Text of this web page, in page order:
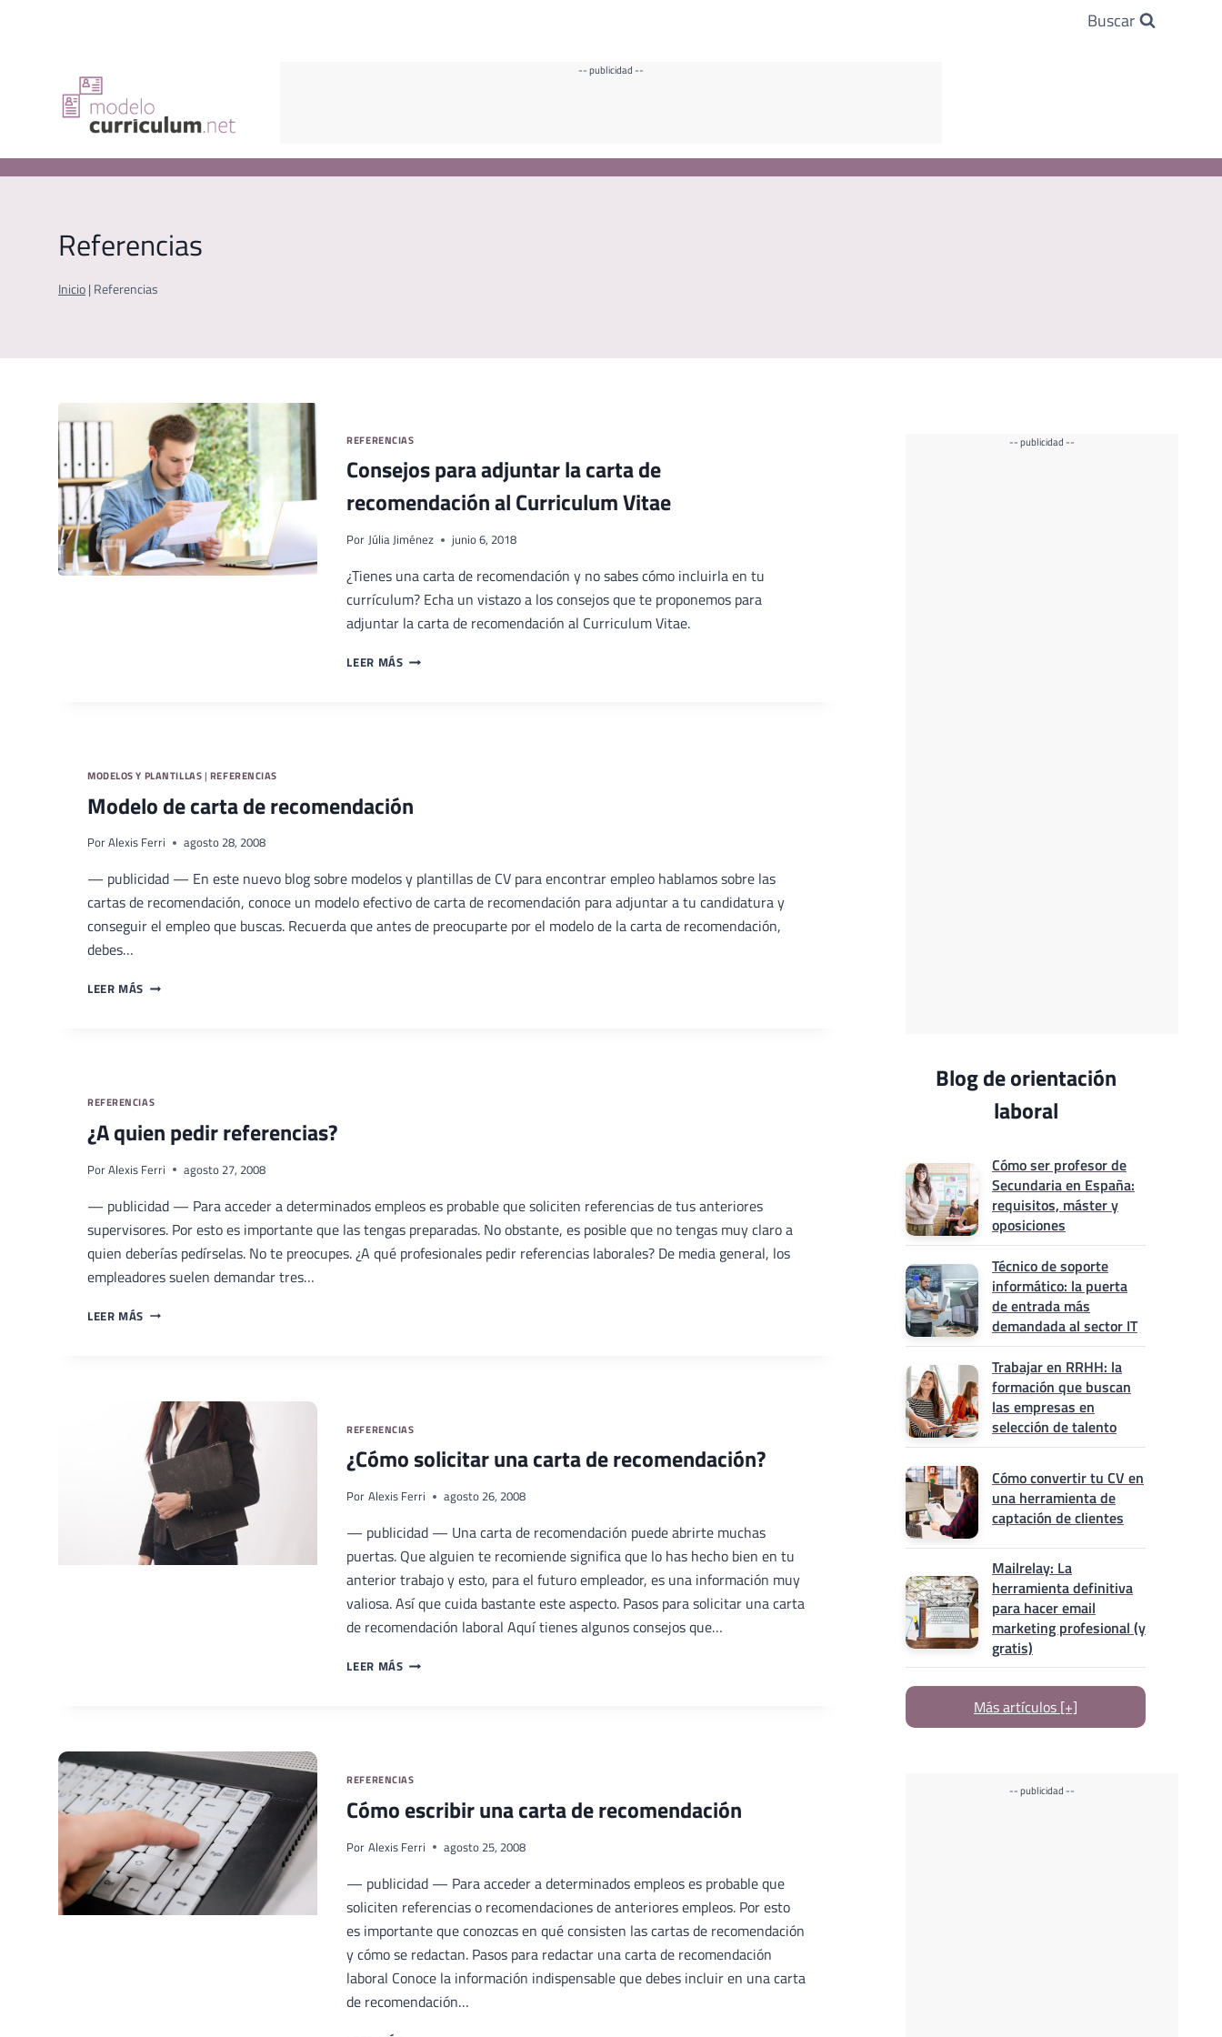
Buscar
-- publicidad --
Referencias
Inicio | Referencias
REFERENCIAS
Consejos para adjuntar la carta de
recomendación al Curriculum Vitae
Por Júlia Jiménez junio 6, 2018
¿Tienes una carta de recomendación y no sabes cómo incluirla en tu
currículum? Echa un vistazo a los consejos que te proponemos para
adjuntar la carta de recomendación al Curriculum Vitae.
LEER MÁSCONSEJOS
CURRICULUM
MODELOS Y PLANTILLAS| REFERENCIAS
Modelo de carta de recomendación
PorAlexis Ferri agosto 28, 2008
— publicidad — En este nuevo blog sobre modelos y plantillas de CV para encontrar empleo hablamos sobre las
cartas de recomendación, conoce un modelo efectivo de carta de recomendación para adjuntar a tu candidatura y
conseguir el empleo que buscas. Recuerda que antes de preocuparte por el modelo de la carta de recomendación,
debes…
LEER MÁS MODELO
REFERENCIAS
¿A quien pedir referencias?
PorAlexis Ferri agosto 27, 2008
— publicidad — Para acceder a determinados empleos es probable que soliciten referencias de tus anteriores
supervisores. Por esto es importante que las tengas preparadas. No obstante, es posible que no tengas muy claro a
quien deberías pedírselas. No te preocupes. ¿A qué profesionales pedir referencias laborales? De media general, los
empleadores suelen demandar tres…
LEER MÁS ¿A
REFERENCIAS
¿Cómo solicitar una carta de recomendación?
Por Alexis Ferri agosto 26, 2008
— publicidad — Una carta de recomendación puede abrirte muchas
puertas. Que alguien te recomiende significa que lo has hecho bien en tu
anterior trabajo y esto, para el futuro empleador, es una información muy
valiosa. Así que cuida bastante este aspecto. Pasos para solicitar una carta
de recomendación laboral Aquí tienes algunos consejos que…
LEER MÁS¿CÓMO
REFERENCIAS
Cómo escribir una carta de recomendación
Por Alexis Ferri agosto 25, 2008
— publicidad — Para acceder a determinados empleos es probable que
soliciten referencias o recomendaciones de anteriores empleos. Por esto
es importante que conozcas en qué consisten las cartas de recomendación
y cómo se redactan. Pasos para redactar una carta de recomendación
laboral Conoce la información indispensable que debes incluir en una carta
de recomendación…
-- publicidad --
Blog de orientación
laboral
Cómo ser profesor de
Secundaria en España:
requisitos, máster y
oposiciones
Técnico de soporte
informático: la puerta
de entrada más
demandada al sector IT
Trabajar en RRHH: la
formación que buscan
las empresas en
selección de talento
Cómo convertir tu CV en
una herramienta de
captación de clientes
Mailrelay: La
herramienta definitiva
para hacer email
marketing profesional (y
gratis)
Más artículos [+]
-- publicidad --